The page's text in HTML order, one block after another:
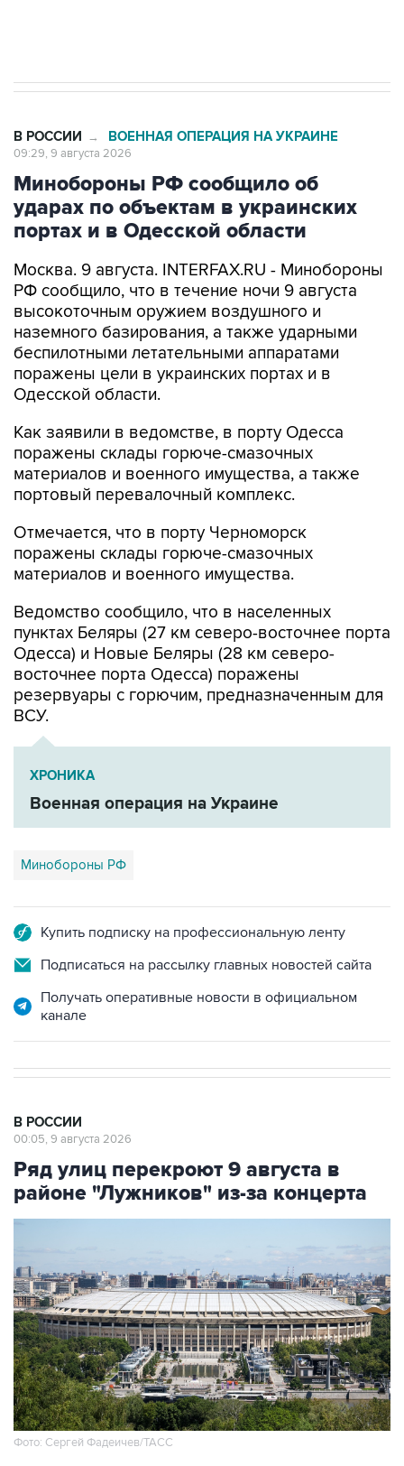
В РОССИИ → ВОЕННАЯ ОПЕРАЦИЯ НА УКРАИНЕ
09:29, 9 августа 2026
Минобороны РФ сообщило об
ударах по объектам в украинских
портах и в Одесской области
Москва. 9 августа. INTERFAX.RU - Минобороны
РФ сообщило, что в течение ночи 9 августа
высокоточным оружием воздушного и
наземного базирования, а также ударными
беспилотными летательными аппаратами
поражены цели в украинских портах и в
Одесской области.
Как заявили в ведомстве, в порту Одесса
поражены склады горюче-смазочных
материалов и военного имущества, а также
портовый перевалочный комплекс.
Отмечается, что в порту Черноморск
поражены склады горюче-смазочных
материалов и военного имущества.
Ведомство сообщило, что в населенных
пунктах Беляры (27 км северо-восточнее порта
Одесса) и Новые Беляры (28 км северо-
восточнее порта Одесса) поражены
резервуары с горючим, предназначенным для
ВСУ.
ХРОНИКА
Военная операция на Украине
Минобороны РФ
Купить подписку на профессиональную ленту
Подписаться на рассылку главных новостей сайта
Получать оперативные новости в официальном
канале
В РОССИИ
00:05, 9 августа 2026
Ряд улиц перекроют 9 августа в
районе "Лужников" из-за концерта
Фото: Сергей Фадеичев/ТАСС